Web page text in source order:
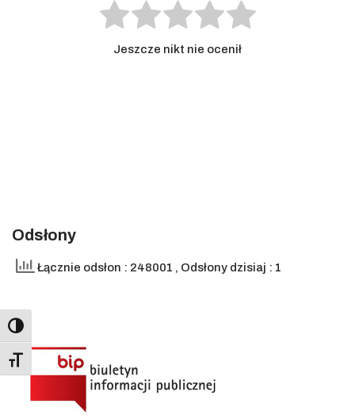
Toggle High Contrast
Toggle Font size
Jeszcze nikt nie ocenił
Odsłony
Łącznie odsłon : 248001 , Odsłony dzisiaj : 1